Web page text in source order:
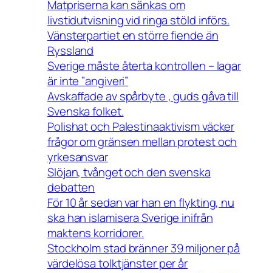
Matpriserna kan sänkas om
livstidutvisning vid ringa stöld införs.
Vänsterpartiet en större fiende än
Ryssland
Sverige måste återta kontrollen – lagar
är inte ”angiveri”
Avskaffade av spårbyte , guds gåva till
Svenska folket.
Polishat och Palestinaaktivism väcker
frågor om gränsen mellan protest och
yrkesansvar
Slöjan, tvånget och den svenska
debatten
För 10 år sedan var han en flykting, nu
ska han islamisera Sverige inifrån
maktens korridorer.
Stockholm stad bränner 39 miljoner på
värdelösa tolktjänster per år